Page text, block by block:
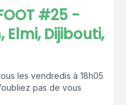
#25 -
Dijibouti,
les vendredis à 18h05
pas de vous